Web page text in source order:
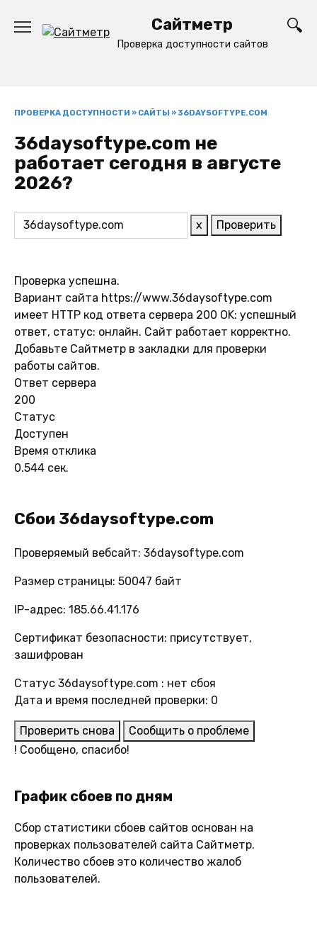
содержанию
Сайтметр
Проверка доступности сайтов
ПРОВЕРКА ДОСТУПНОСТИ » САЙТЫ »36DAYSOFTYPE.COM
36daysoftype.com не
работает сегодня в августе
2026?
x Проверить
Проверка успешна.
Вариант сайта https://www.36daysoftype.com
имеет HTTP код ответа сервера 200 OK: успешный
ответ, статус: онлайн. Сайт работает корректно.
Добавьте Сайтметр в закладки для проверки
работы сайтов.
Ответ сервера
200
Статус
Доступен
Время отклика
0.544 сек.
Сбои 36daysoftype.com
Проверяемый вебсайт: 36daysoftype.com
Размер страницы: 50047 байт
IP-адрес: 185.66.41.176
Сертификат безопасности: присутствует,
зашифрован
Статус 36daysoftype.com : нет сбоя
Дата и время последней проверки: 0
Проверить снова
Сообщить о проблеме
! Сообщено, спасибо!
График сбоев по дням
Сбор статистики сбоев сайтов основан на
проверках пользователей сайта Сайтметр.
Количество сбоев это количество жалоб
пользователей.